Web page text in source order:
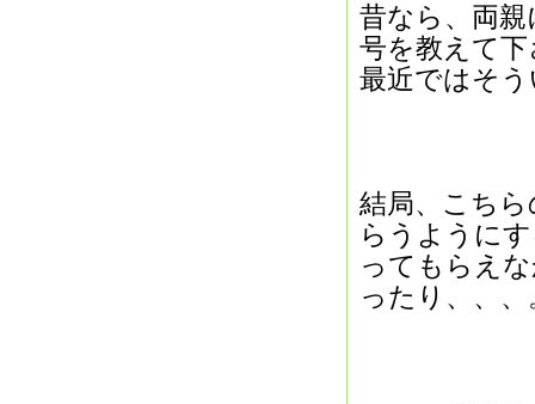
昔なら、両
号を教えて
最近ではそ
結局、こち
らうように
ってもらえ
ったり、、、